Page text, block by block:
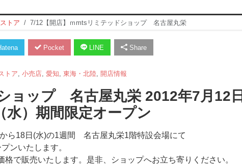
トア 7/12【開店】ｍmtsリミテッドショップ 名古屋丸栄
Pocket LINE Share
トア 小売店, 愛知 東海・北陸, 開店情報
ョップ 名古屋丸栄 2012年7月12日
水）期間限定オープン
ら18日(水)の1週間 名古屋丸栄1階特設会場にて
ンいたします。
で販売いたします。是非、ショップへお立ち寄りください。